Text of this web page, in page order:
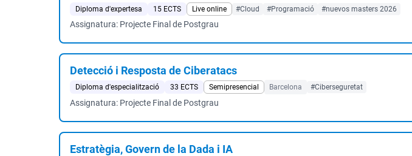
Diploma d'expertesa 15 ECTS Live online #Cloud #Programació #nuevos masters 2026
Assignatura: Projecte Final de Postgrau
Detecció i Resposta de Ciberatacs
Diploma d'especialització 33 ECTS Semipresencial Barcelona #Ciberseguretat
Assignatura: Projecte Final de Postgrau
Estratègia, Govern de la Dada i IA